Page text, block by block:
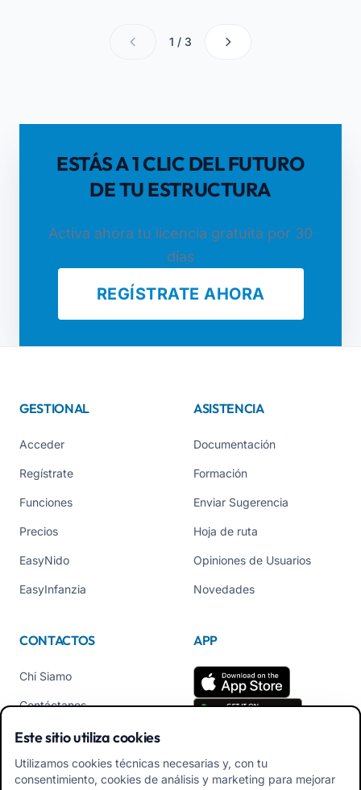
1 / 3
ESTÁS A 1 CLIC DEL FUTURO
DE TU ESTRUCTURA
Activa ahora tu licencia gratuita por 30
días
REGÍSTRATE AHORA
GESTIONAL
Acceder
Regístrate
Funciones
Precios
EasyNido
EasyInfanzia
ASISTENCIA
Documentación
Formación
Enviar Sugerencia
Hoja de ruta
Opiniones de Usuarios
Novedades
CONTACTOS
Chi Siamo
Contáctanos
Tel +39 02 84152514
APP
Descarga APK App
Familiares
Este sitio utiliza cookies
Utilizamos cookies técnicas necesarias y, con tu
consentimiento, cookies de análisis y marketing para mejorar